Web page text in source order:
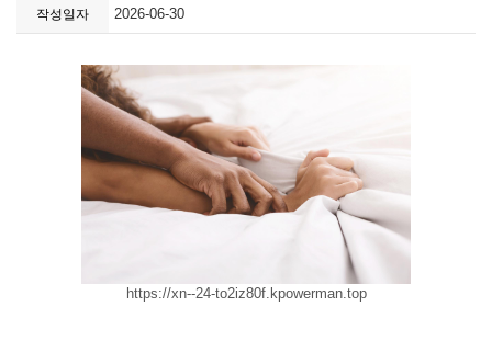
작성일자 2026-06-30
https://xn--24-to2iz80f.kpowerman.top